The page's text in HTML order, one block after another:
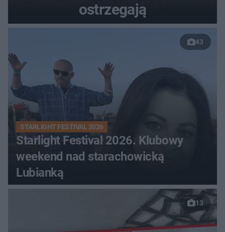
ostrzegają
43
STARLIGHT FESTIVAL 2026
Starlight Festival 2026. Klubowy
weekend nad starachowicką
Lubianką
13